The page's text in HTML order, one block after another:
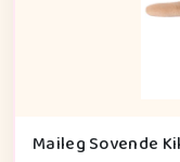
Maileg Sovende